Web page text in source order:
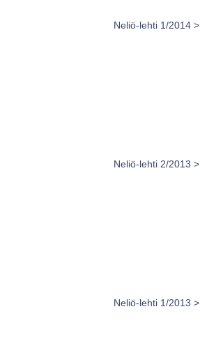
Neliö-lehti 1/2014 >
Neliö-lehti 2/2013 >
Neliö-lehti 1/2013 >